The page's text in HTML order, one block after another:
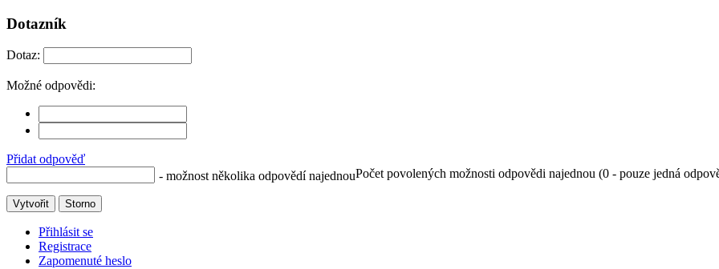
Dotazník
Dotaz:
Možné odpovědi:
Přidat odpověď
- možnost několika odpovědí najednouPočet povolených možnosti odpovědi najednou (0 - pouze jedná
Vytvořit Storno
Přihlásit se
Registrace
Zapomenuté heslo